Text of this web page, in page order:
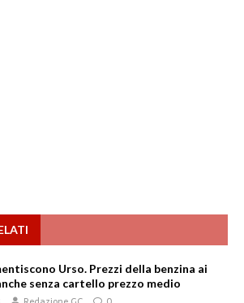
Urso. Prezzi della benzina ai
senza cartello prezzo medio